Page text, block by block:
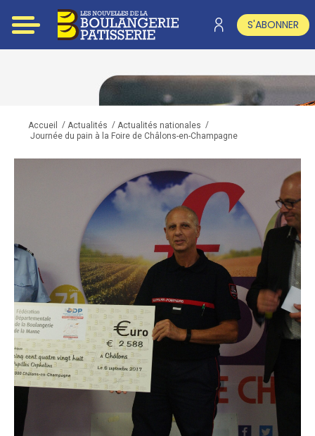
S'ABONNER
Accueil / Actualités / Actualités nationales /
Journée du pain à la Foire de Châlons-en-Champagne